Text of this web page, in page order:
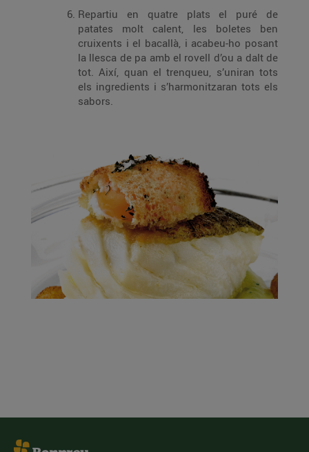
Repartiu en quatre plats el puré de
patates molt calent, les boletes ben
cruixents i el bacallà, i acabeu-ho posant
la llesca de pa amb el rovell d’ou a dalt de
tot. Així, quan el trenqueu, s’uniran tots
els ingredients i s’harmonitzaran tots els
sabors.